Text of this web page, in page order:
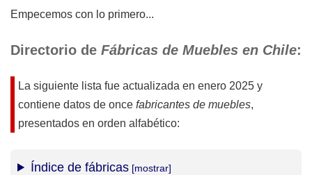
Empecemos con lo primero...
Directorio de Fábricas de Muebles en Chile:
La siguiente lista fue actualizada en enero 2025 y
contiene datos de once fabricantes de muebles,
presentados en orden alfabético:
Índice de fábricas